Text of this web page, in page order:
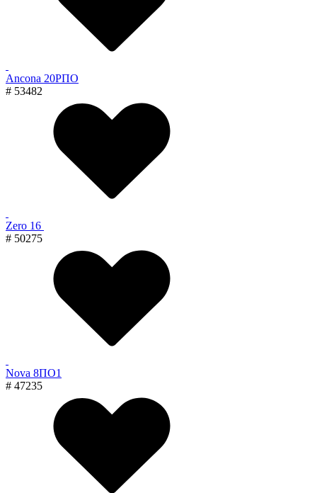
Ancona 20РПО
# 53482
Zero 16
# 50275
Nova 8ПО1
# 47235